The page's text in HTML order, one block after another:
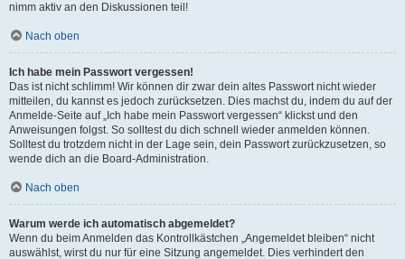
nimm aktiv an den Diskussionen teil!
Nach oben
Ich habe mein Passwort vergessen!
Das ist nicht schlimm! Wir können dir zwar dein altes Passwort nicht wieder
mitteilen, du kannst es jedoch zurücksetzen. Dies machst du, indem du auf der
Anmelde-Seite auf „Ich habe mein Passwort vergessen“ klickst und den
Anweisungen folgst. So solltest du dich schnell wieder anmelden können.
Solltest du trotzdem nicht in der Lage sein, dein Passwort zurückzusetzen, so
wende dich an die Board-Administration.
Nach oben
Warum werde ich automatisch abgemeldet?
Wenn du beim Anmelden das Kontrollkästchen „Angemeldet bleiben“ nicht
auswählst, wirst du nur für eine Sitzung angemeldet. Dies verhindert den